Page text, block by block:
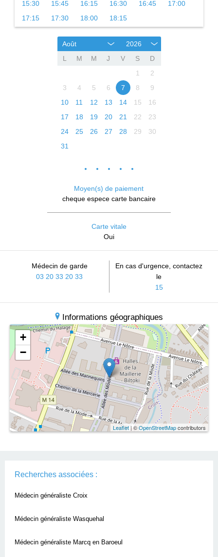
15:30
15:45 16:15 16:30 16:45
17:00
17:15
17:30 18:00 18:15
Août
2026
L
M M J V S
D
1
2
3
4 5 6 7 8
9
10
11 12 13 14 15
16
17
18 19 20 21 22
23
24
25 26 27 28 29
30
31
Moyen(s) de paiement
cheque espece carte bancaire
Carte vitale
Oui
Médecin de garde
03 20 33 20 33
En cas d'urgence, contactez
le
15
Informations géographiques
+
−
Leaflet | ©OpenStreetMapcontributors
Recherches associées :
Médecin généraliste Croix
Médecin généraliste Wasquehal
Médecin généraliste Marcq en Baroeul